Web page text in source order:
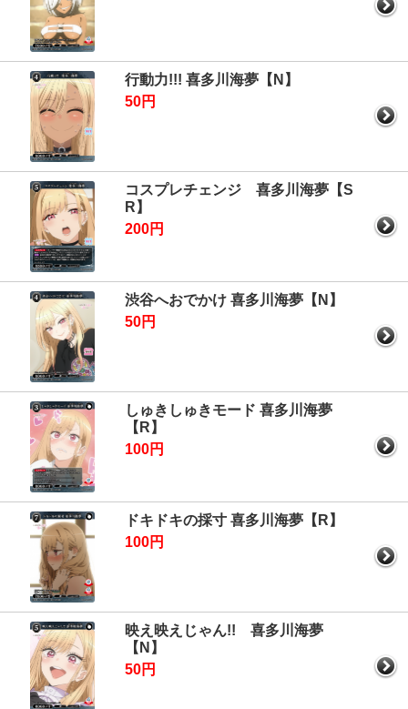
行動力!!! 喜多川海夢【N】
50円
コスプレチェンジ 喜多川海夢【S
R】
200円
渋谷へおでかけ 喜多川海夢【N】
50円
しゅきしゅきモード 喜多川海夢
【R】
100円
ドキドキの採寸 喜多川海夢【R】
100円
映え映えじゃん!! 喜多川海夢
【N】
50円